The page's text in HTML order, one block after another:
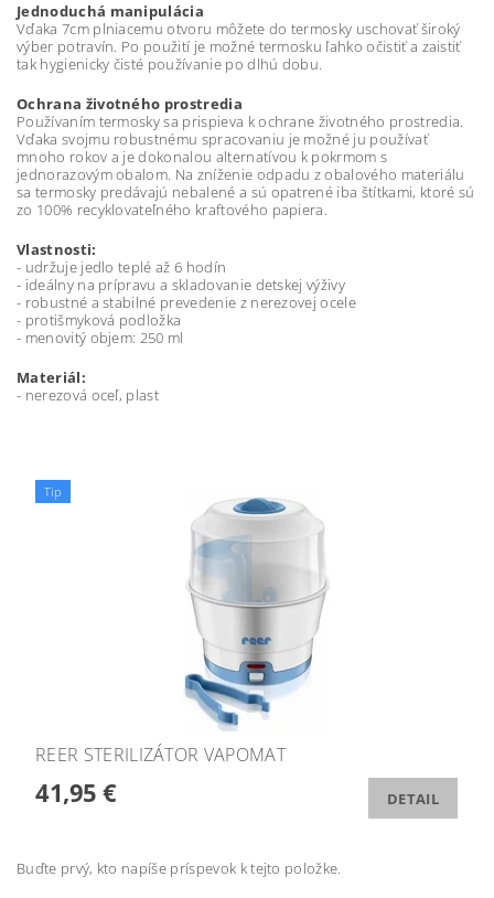
Jednoduchá manipulácia
Vďaka 7cm plniacemu otvoru môžete do termosky uschovať široký
výber potravín. Po použití je možné termosku ľahko očistiť a zaistiť
tak hygienicky čisté používanie po dlhú dobu.
Ochrana životného prostredia
Používaním termosky sa prispieva k ochrane životného prostredia.
Vďaka svojmu robustnému spracovaniu je možné ju používať
mnoho rokov a je dokonalou alternatívou k pokrmom s
jednorazovým obalom. Na zníženie odpadu z obalového materiálu
sa termosky predávajú nebalené a sú opatrené iba štítkami, ktoré sú
zo 100% recyklovateľného kraftového papiera.
Vlastnosti:
- udržuje jedlo teplé až 6 hodín
- ideálny na prípravu a skladovanie detskej výživy
- robustné a stabilné prevedenie z nerezovej ocele
- protišmyková podložka
- menovitý objem: 250 ml
Materiál:
- nerezová oceľ, plast
Tip
REER STERILIZÁTOR VAPOMAT
41,95 € DETAIL
Buďte prvý, kto napíše príspevok k tejto položke.